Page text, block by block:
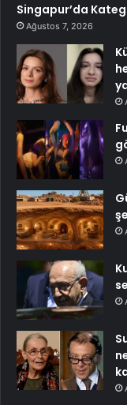
Singapur’da
Ağustos 7, 2026